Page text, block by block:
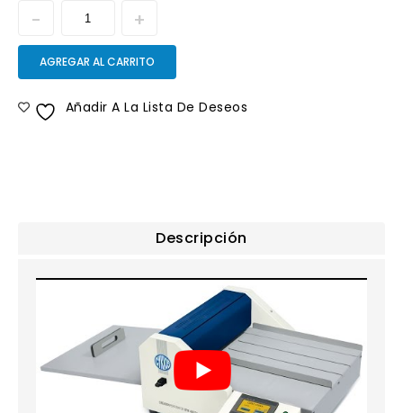
AGREGAR AL CARRITO
Añadir A La Lista De Deseos
Descripción